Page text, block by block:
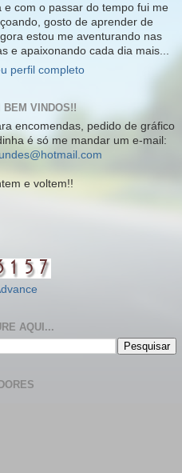
e com o passar do tempo fui me
gosto de aprender de
estou me aventurando nas
e apaixonando cada dia mais...
perfil completo
BEM VINDOS!!
encomendas, pedido de gráfico
é só me mandar um e-mail:
e voltem!!
AQUI...